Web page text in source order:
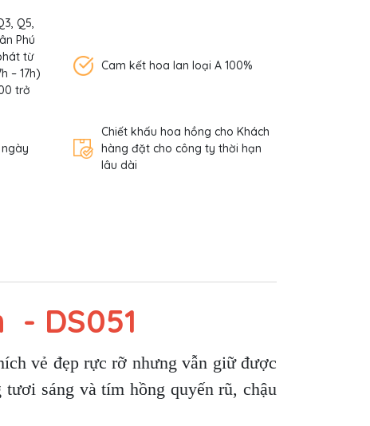
Q5,
Phú
từ
– 17h)
trở
Cam kết hoa lan loại A 100%
Chiết khấu hoa hồng cho Khách
hàng đặt cho công ty thời hạn
lâu dài
- DS051
vẻ đẹp rực rỡ nhưng vẫn giữ được
sáng và tím hồng quyến rũ, chậu